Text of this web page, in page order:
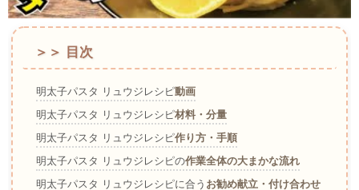
＞＞ 目次
明太子パスタ リュウジレシピ動画
明太子パスタ リュウジレシピ材料・分量
明太子パスタ リュウジレシピ作り方・手順
明太子パスタ リュウジレシピの作業全体の大まかな流れ
明太子パスタ リュウジレシピに合う お勧め献立・付け合わせ